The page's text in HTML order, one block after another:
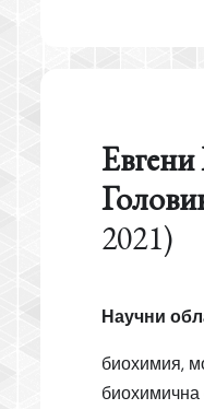
2021)
Научни
биохимия,
биохимична